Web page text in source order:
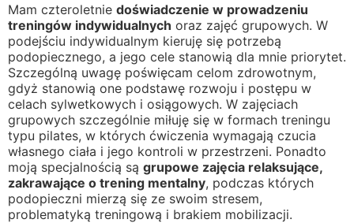
Mam czteroletnie doświadczenie w prowadzeniu
treningów indywidualnych oraz zajęć grupowych. W
podejściu indywidualnym kieruję się potrzebą
podopiecznego, a jego cele stanowią dla mnie priorytet.
Szczególną uwagę poświęcam celom zdrowotnym,
gdyż stanowią one podstawę rozwoju i postępu w
celach sylwetkowych i osiągowych. W zajęciach
grupowych szczególnie miłuję się w formach treningu
typu pilates, w których ćwiczenia wymagają czucia
własnego ciała i jego kontroli w przestrzeni. Ponadto
moją specjalnością są grupowe zajęcia relaksujące,
zakrawające o trening mentalny, podczas których
podopieczni mierzą się ze swoim stresem,
problematyką treningową i brakiem mobilizacji.